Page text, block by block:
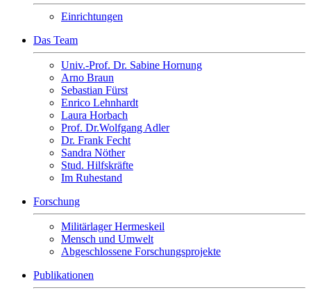
Einrichtungen
Das Team
Univ.-Prof. Dr. Sabine Hornung
Arno Braun
Sebastian Fürst
Enrico Lehnhardt
Laura Horbach
Prof. Dr.Wolfgang Adler
Dr. Frank Fecht
Sandra Nöther
Stud. Hilfskräfte
Im Ruhestand
Forschung
Militärlager Hermeskeil
Mensch und Umwelt
Abgeschlossene Forschungsprojekte
Publikationen